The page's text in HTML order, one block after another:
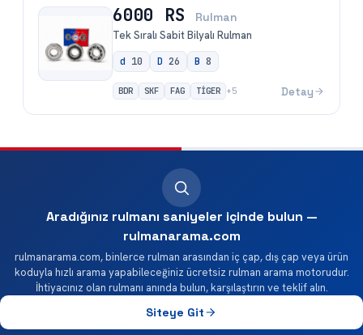
6000 RS Rulman
Tek Sıralı Sabit Bilyalı Rulman
d 10 D 26 B 8
BDR SKF FAG TİGER +5 Detay
Aradığınız rulmanı saniyeler içinde bulun —
rulmanarama.com
rulmanarama.com, binlerce rulman arasından iç çap, dış çap veya ürün
koduyla hızlı arama yapabileceğiniz ücretsiz rulman arama motorudur.
İhtiyacınız olan rulmanı anında bulun, karşılaştırın ve teklif alın.
Siteye Git